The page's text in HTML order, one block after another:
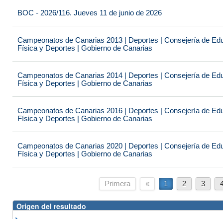
BOC - 2026/116. Jueves 11 de junio de 2026
Campeonatos de Canarias 2013 | Deportes | Consejería de
Física y Deportes | Gobierno de Canarias
Campeonatos de Canarias 2014 | Deportes | Consejería de
Física y Deportes | Gobierno de Canarias
Campeonatos de Canarias 2016 | Deportes | Consejería de
Física y Deportes | Gobierno de Canarias
Campeonatos de Canarias 2020 | Deportes | Consejería de
Física y Deportes | Gobierno de Canarias
Primera « 1 2 3
Origen del resultado